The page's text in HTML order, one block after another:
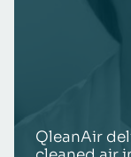
QleanAir